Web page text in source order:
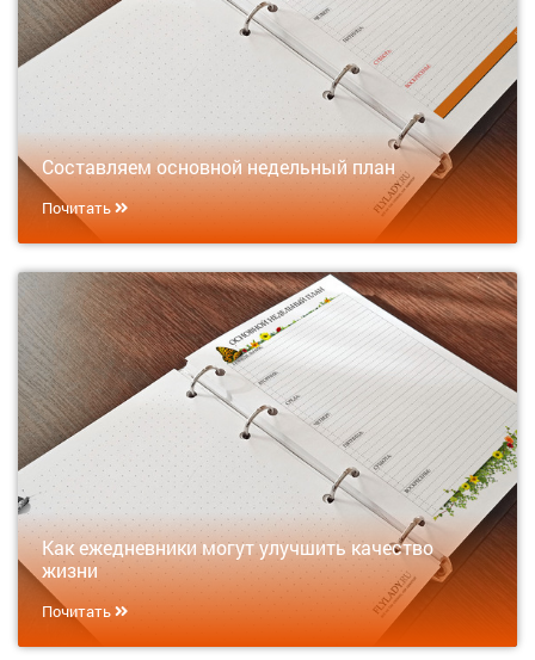
Составляем основной недельный план
Почитать
Как ежедневники могут улучшить качество
жизни
Почитать